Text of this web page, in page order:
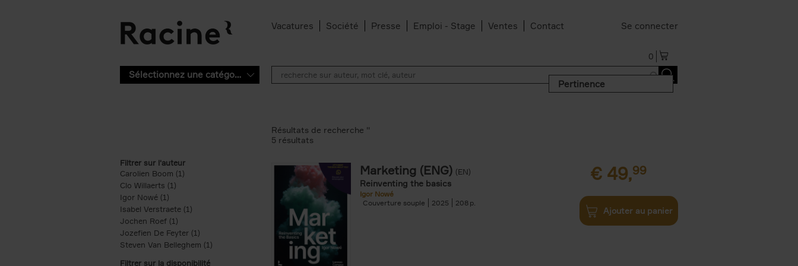
Vacatures Société Presse Emploi - Stage Ventes Contact Se connecter
0
Sélectionnez une catégorie
Pertinence
Filtrer sur l'auteur
Carolien Boom (1)
Clo Willaerts (1)
Igor Nowé (1)
Isabel Verstraete (1) Apply Isabel Verstraete filter
Jochen Roef (1)
Jozefien De Feyter (1) Apply Jozefien De Feyter filter
Steven Van Belleghem (1) Apply Steven Van Belleghem filter
Filtrer sur la disponibilité
Résultats de recherche ''
5 résultats
Marketing (ENG) (EN)
Reinventing the basics
Igor Nowé
Couverture souple
2025 208
€ 49,99
Ajouter au panier